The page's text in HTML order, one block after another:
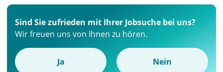
Sind Sie zufrieden mit Ihrer Jobsuche bei uns?
Wir freuen uns von Ihnen zu hören.
Ja Nein